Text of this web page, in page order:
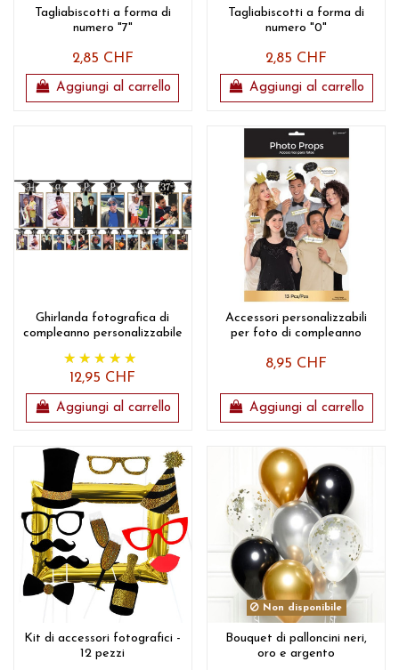
Tagliabiscotti a forma di
numero "7"
2,85 CHF
Aggiungi al carrello
Tagliabiscotti a forma di
numero "0"
2,85 CHF
Aggiungi al carrello
Ghirlanda fotografica di
compleanno personalizzabile
12,95 CHF
Aggiungi al carrello
Accessori personalizzabili
per foto di compleanno
8,95 CHF
Aggiungi al carrello
Kit di accessori fotografici -
12 pezzi
Non disponibile
Bouquet di palloncini neri,
oro e argento